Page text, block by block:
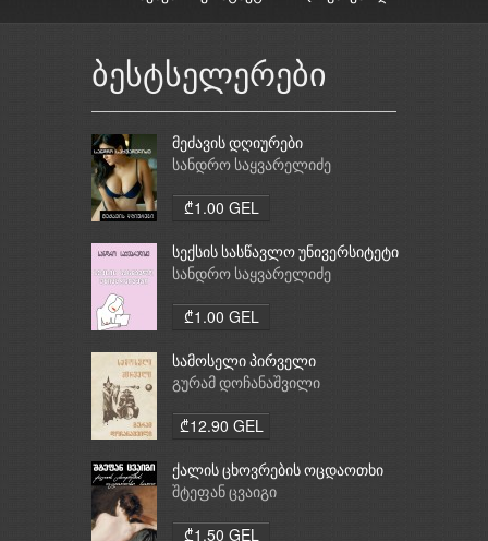
ბესტსელერები
მეძავის დღიურები
სანდრო საყვარელიძე
₾1.00 GEL
სექსის სასწავლო უნივერსიტეტი
სანდრო საყვარელიძე
₾1.00 GEL
სამოსელი პირველი
გურამ დოჩანაშვილი
₾12.90 GEL
ქალის ცხოვრების ოცდაოთხი
საათი
შტეფან ცვაიგი
₾1.50 GEL